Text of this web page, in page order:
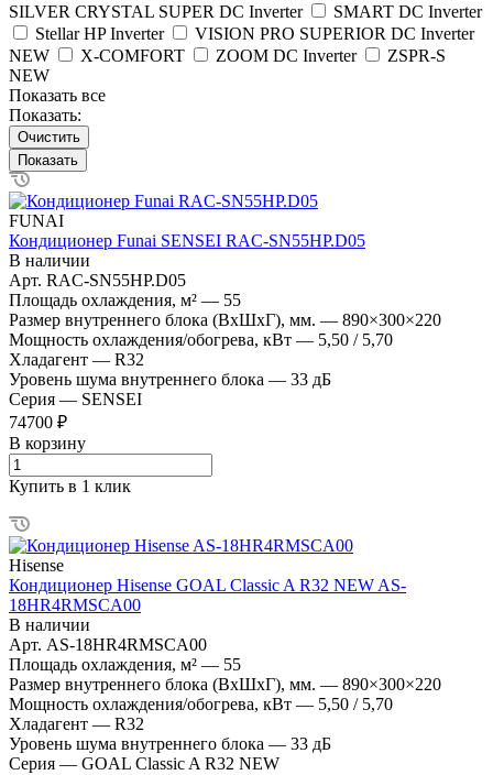
SILVER CRYSTAL SUPER DC Inverter
SMART DC Inverter
Stellar HP Inverter
VISION PRO SUPERIOR DC Inverter
NEW
X-COMFORT ZOOM DC Inverter
ZSPR-S
NEW
Показать все
Показать:
Очистить
FUNAI
Кондиционер Funai SENSEI RAC-SN55HP.D05
В наличии
Арт. RAC-SN55HP.D05
Площадь охлаждения, м² — 55
Размер внутреннего блока (ВхШхГ), мм. — 890×300×220
Мощность охлаждения/обогрева, кВт — 5,50 / 5,70
Хладагент — R32
Уровень шума внутреннего блока — 33 дБ
Серия — SENSEI
74700 ₽
В корзину
Купить в 1 клик
Hisense
Кондиционер Hisense GOAL Classic A R32 NEW AS-
18HR4RMSCA00
В наличии
Арт. AS-18HR4RMSCA00
Площадь охлаждения, м² — 55
Размер внутреннего блока (ВхШхГ), мм. — 890×300×220
Мощность охлаждения/обогрева, кВт — 5,50 / 5,70
Хладагент — R32
Уровень шума внутреннего блока — 33 дБ
Серия — GOAL Classic A R32 NEW